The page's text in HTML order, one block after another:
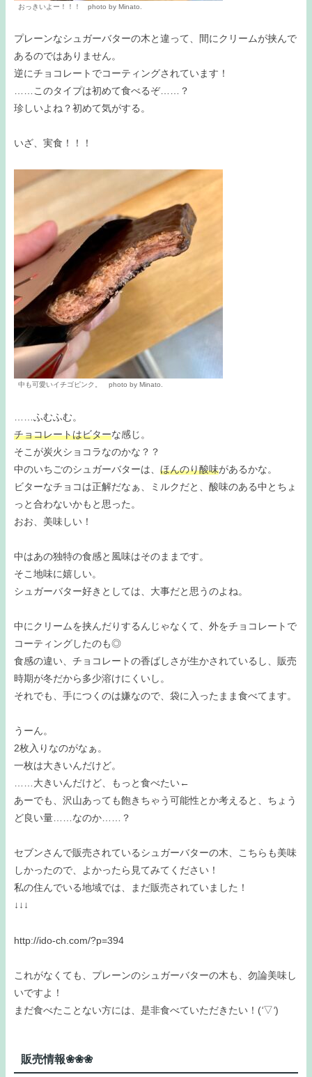
おっきいよー！！！ photo by Minato.
プレーンなシュガーバターの木と違って、間にクリームが挟んで
あるのではありません。
逆にチョコレートでコーティングされています！
……このタイプは初めて食べるぞ……？
珍しいよね？初めて気がする。
いざ、実食！！！
中も可愛いイチゴピンク。 photo by Minato.
……ふむふむ。
チョコレートはビターな感じ。
そこが炭火ショコラなのかな？？
中のいちごのシュガーバターは、 ほんのり酸味があるかな。
ビターなチョコは正解だなぁ、ミルクだと、酸味のある中とちょ
っと合わないかもと思った。
おお、美味しい！
中はあの独特の食感と風味はそのままです。
そこ地味に嬉しい。
シュガーバター好きとしては、大事だと思うのよね。
中にクリームを挟んだりするんじゃなくて、外をチョコレートで
コーティングしたのも◎
食感の違い、チョコレートの香ばしさが生かされているし、販売
時期が冬だから多少溶けにくいし。
それでも、手につくのは嫌なので、袋に入ったまま食べてます。
うーん。
2枚入りなのがなぁ。
一枚は大きいんだけど。
……大きいんだけど、もっと食べたい←
あーでも、沢山あっても飽きちゃう可能性とか考えると、ちょう
ど良い量……なのか……？
セブンさんで販売されているシュガーバターの木、こちらも美味
しかったので、よかったら見てみてください！
私の住んでいる地域では、まだ販売されていました！
↓↓↓
http://ido-ch.com/?p=394
これがなくても、プレーンのシュガーバターの木も、勿論美味し
いですよ！
まだ食べたことない方には、是非食べていただきたい！(‘▽‘)
販売情報❀❀❀